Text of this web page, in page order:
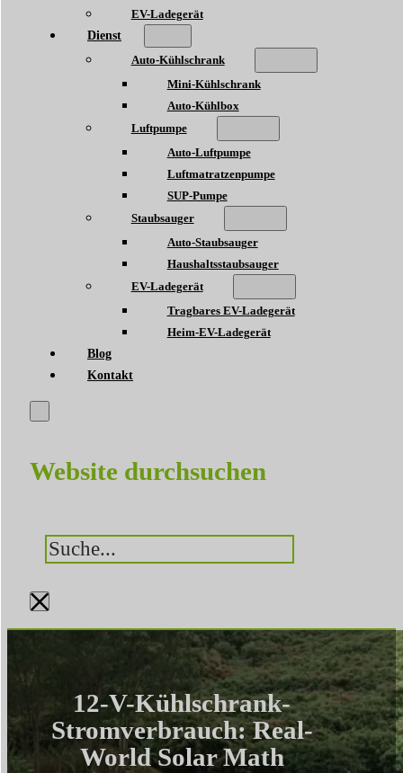
EV-Ladegerät
Dienst
Auto-Kühlschrank
Mini-Kühlschrank
Auto-Kühlbox
Luftpumpe
Auto-Luftpumpe
Luftmatratzenpumpe
SUP-Pumpe
Staubsauger
Auto-Staubsauger
Haushaltsstaubsauger
EV-Ladegerät
Tragbares EV-Ladegerät
Heim-EV-Ladegerät
Blog
Kontakt
Website durchsuchen
Suchen
×
12-V-Kühlschrank-
Stromverbrauch: Real-
World Solar Math